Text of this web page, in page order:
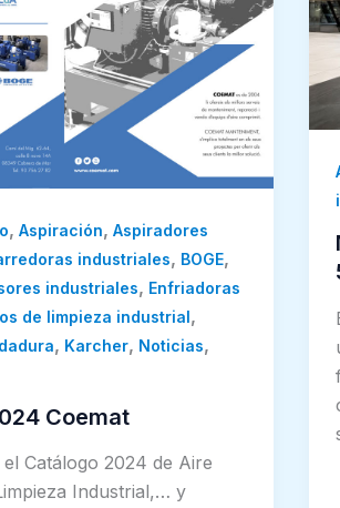
, Aspiración, Aspiradores
industriales, BOGE,
industriales, Enfriadoras
de limpieza industrial,
, Karcher, Noticias,
Coemat
el Catálogo 2024 de Aire
Industrial,… y